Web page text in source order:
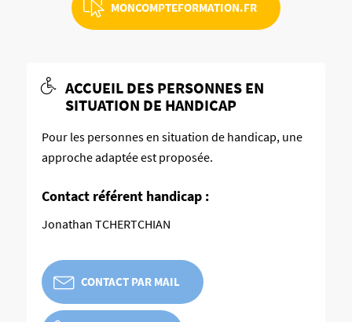
MONCOMPTEFORMATION.FR
ACCUEIL DES PERSONNES EN
SITUATION DE HANDICAP
Pour les personnes en situation de handicap, une
approche adaptée est proposée.
Contact référent handicap :
Jonathan TCHERTCHIAN
CONTACT PAR MAIL